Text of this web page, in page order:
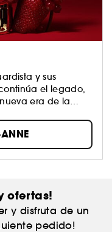
y sus
el legado,
era de la
ofertas!
y disfruta de un
pedido!